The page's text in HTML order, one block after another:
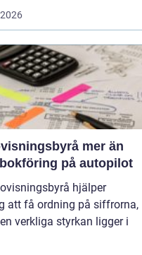
mer än
på autopilot
hjälper
att få ordning på siffrorna,
verkliga styrkan ligger i